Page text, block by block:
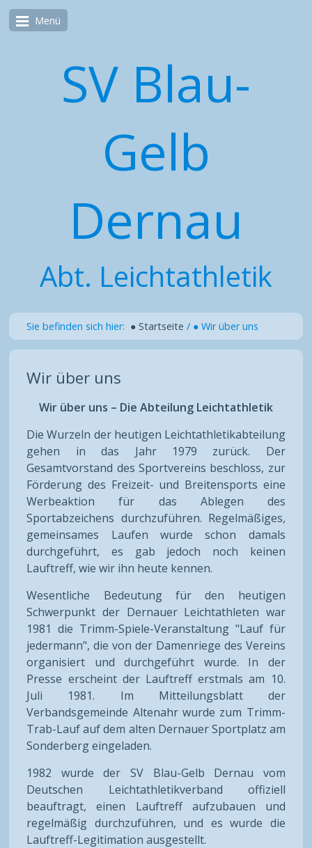
Menü
SV Blau-
Gelb
Dernau
Abt. Leichtathletik
Sie befinden sich hier: ● Startseite / ● Wir über uns
Wir über uns
Wir über uns – Die Abteilung Leichtathletik
Die Wurzeln der heutigen Leichtathletikabteilung
gehen in das Jahr 1979 zurück. Der
Gesamtvorstand des Sportvereins beschloss, zur
Förderung des Freizeit- und Breitensports eine
Werbeaktion für das Ablegen des
Sportabzeichens durchzuführen. Regelmäßiges,
gemeinsames Laufen wurde schon damals
durchgeführt, es gab jedoch noch keinen
Lauftreff, wie wir ihn heute kennen.
Wesentliche Bedeutung für den heutigen
Schwerpunkt der Dernauer Leichtathleten war
1981 die Trimm-Spiele-Veranstaltung "Lauf für
jedermann", die von der Damenriege des Vereins
organisiert und durchgeführt wurde. In der
Presse erscheint der Lauftreff erstmals am 10.
Juli 1981. Im Mitteilungsblatt der
Verbandsgemeinde Altenahr wurde zum Trimm-
Trab-Lauf auf dem alten Dernauer Sportplatz am
Sonderberg eingeladen.
1982 wurde der SV Blau-Gelb Dernau vom
Deutschen Leichtathletikverband offiziell
beauftragt, einen Lauftreff aufzubauen und
regelmäßig durchzuführen, und es wurde die
Lauftreff-Legitimation ausgestellt.